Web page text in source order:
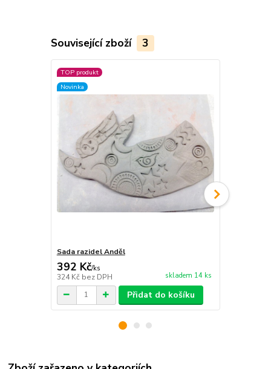
Související zboží 3
TOP produkt
Novinka
Sada razidel Anděl
392 Kč/ks
324 Kč bez DPH skladem 14 ks
Přidat do košíku